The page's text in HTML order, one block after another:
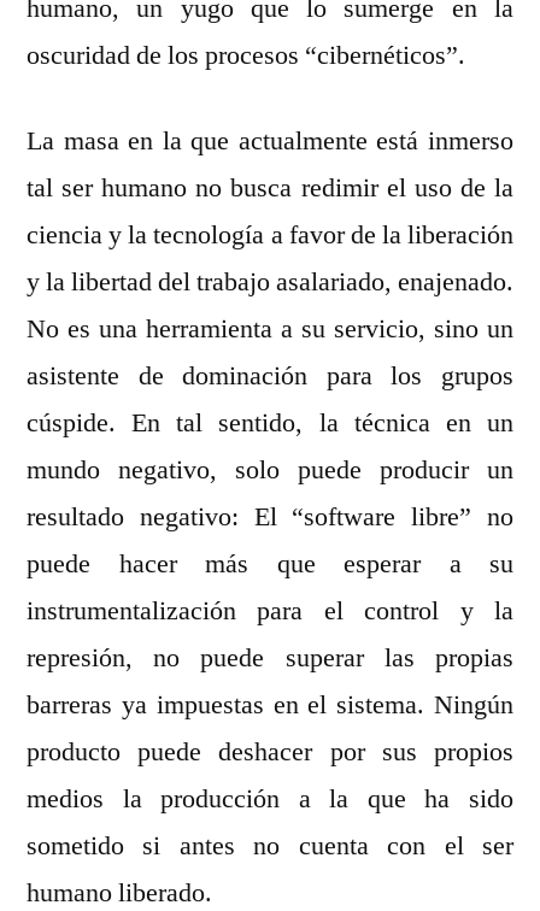
humano, un yugo que lo sumerge en la
oscuridad de los procesos “cibernéticos”.
La masa en la que actualmente está inmerso
tal ser humano no busca redimir el uso de la
ciencia y la tecnología a favor de la liberación
y la libertad del trabajo asalariado, enajenado.
No es una herramienta a su servicio, sino un
asistente de dominación para los grupos
cúspide. En tal sentido, la técnica en un
mundo negativo, solo puede producir un
resultado negativo: El “software libre” no
puede hacer más que esperar a su
instrumentalización para el control y la
represión, no puede superar las propias
barreras ya impuestas en el sistema. Ningún
producto puede deshacer por sus propios
medios la producción a la que ha sido
sometido si antes no cuenta con el ser
humano liberado.